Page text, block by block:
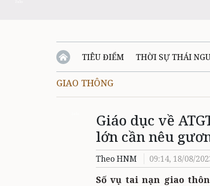
TIÊU ĐIỂM THỜI SỰ THÁI
QUỐC PHÒNG - AN NINH
QUÊ HƯƠNG - ĐẤT NƯỚC QUỐC TẾ
VĂN
GIAO THÔNG
Giáo dục về
lớn cần nêu
Theo HNM 09:14, 18/08/
Số vụ tai nạn giao